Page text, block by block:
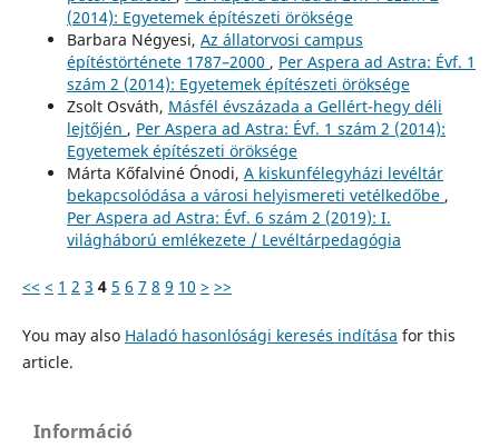
(2014): Egyetemek építészeti öröksége
Barbara Négyesi, Az állatorvosi campus
építéstörténete 1787–2000 , Per Aspera ad Astra: Évf. 1
szám 2 (2014): Egyetemek építészeti öröksége
Zsolt Osváth, Másfél évszázada a Gellért-hegy déli
lejtőjén , Per Aspera ad Astra: Évf. 1 szám 2 (2014):
Egyetemek építészeti öröksége
Márta Kőfalviné Ónodi, A kiskunfélegyházi levéltár
bekapcsolódása a városi helyismereti vetélkedőbe ,
Per Aspera ad Astra: Évf. 6 szám 2 (2019): I.
világháború emlékezete / Levéltárpedagógia
<< < 1 2 3 4 5 6 7 8 9 10 > >>
You may also Haladó hasonlósági keresés indítása for this
article.
Információ